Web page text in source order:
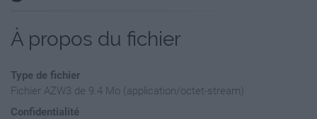
À propos du fichier
Type de fichier
Fichier AZW3 de 9.4 Mo (application/octet-stream)
Confidentialité